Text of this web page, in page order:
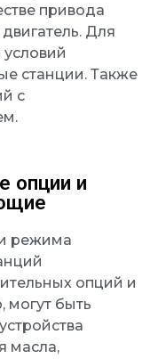
привода
Для
станции. Также
с
опции и
режима
опций и
быть
масла,